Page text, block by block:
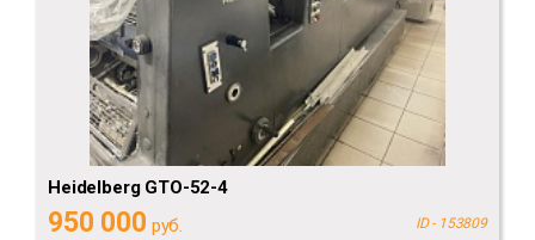
Heidelberg GTO-52-4
950 000 руб. ID - 153809